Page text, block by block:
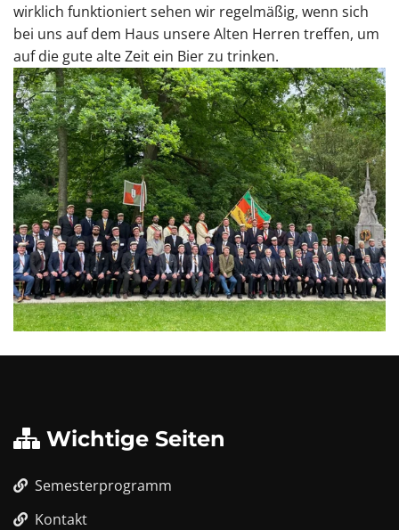
wirklich funktioniert sehen wir regelmäßig, wenn sich
bei uns auf dem Haus unsere Alten Herren treffen, um
auf die gute alte Zeit ein Bier zu trinken.
Wichtige Seiten
Semesterprogramm
Kontakt